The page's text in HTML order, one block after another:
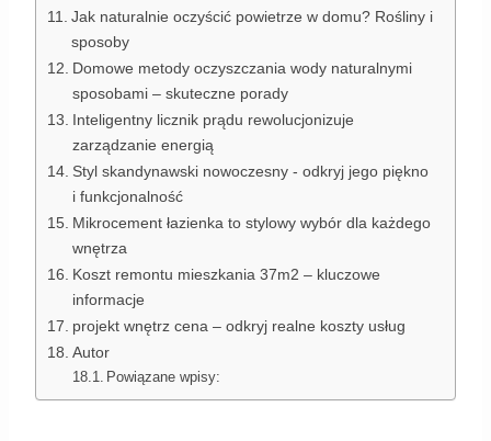
Jak naturalnie oczyścić powietrze w domu? Rośliny i
sposoby
Domowe metody oczyszczania wody naturalnymi
sposobami – skuteczne porady
Inteligentny licznik prądu rewolucjonizuje
zarządzanie energią
Styl skandynawski nowoczesny - odkryj jego piękno
i funkcjonalność
Mikrocement łazienka to stylowy wybór dla każdego
wnętrza
Koszt remontu mieszkania 37m2 – kluczowe
informacje
projekt wnętrz cena – odkryj realne koszty usług
Autor
Powiązane wpisy: